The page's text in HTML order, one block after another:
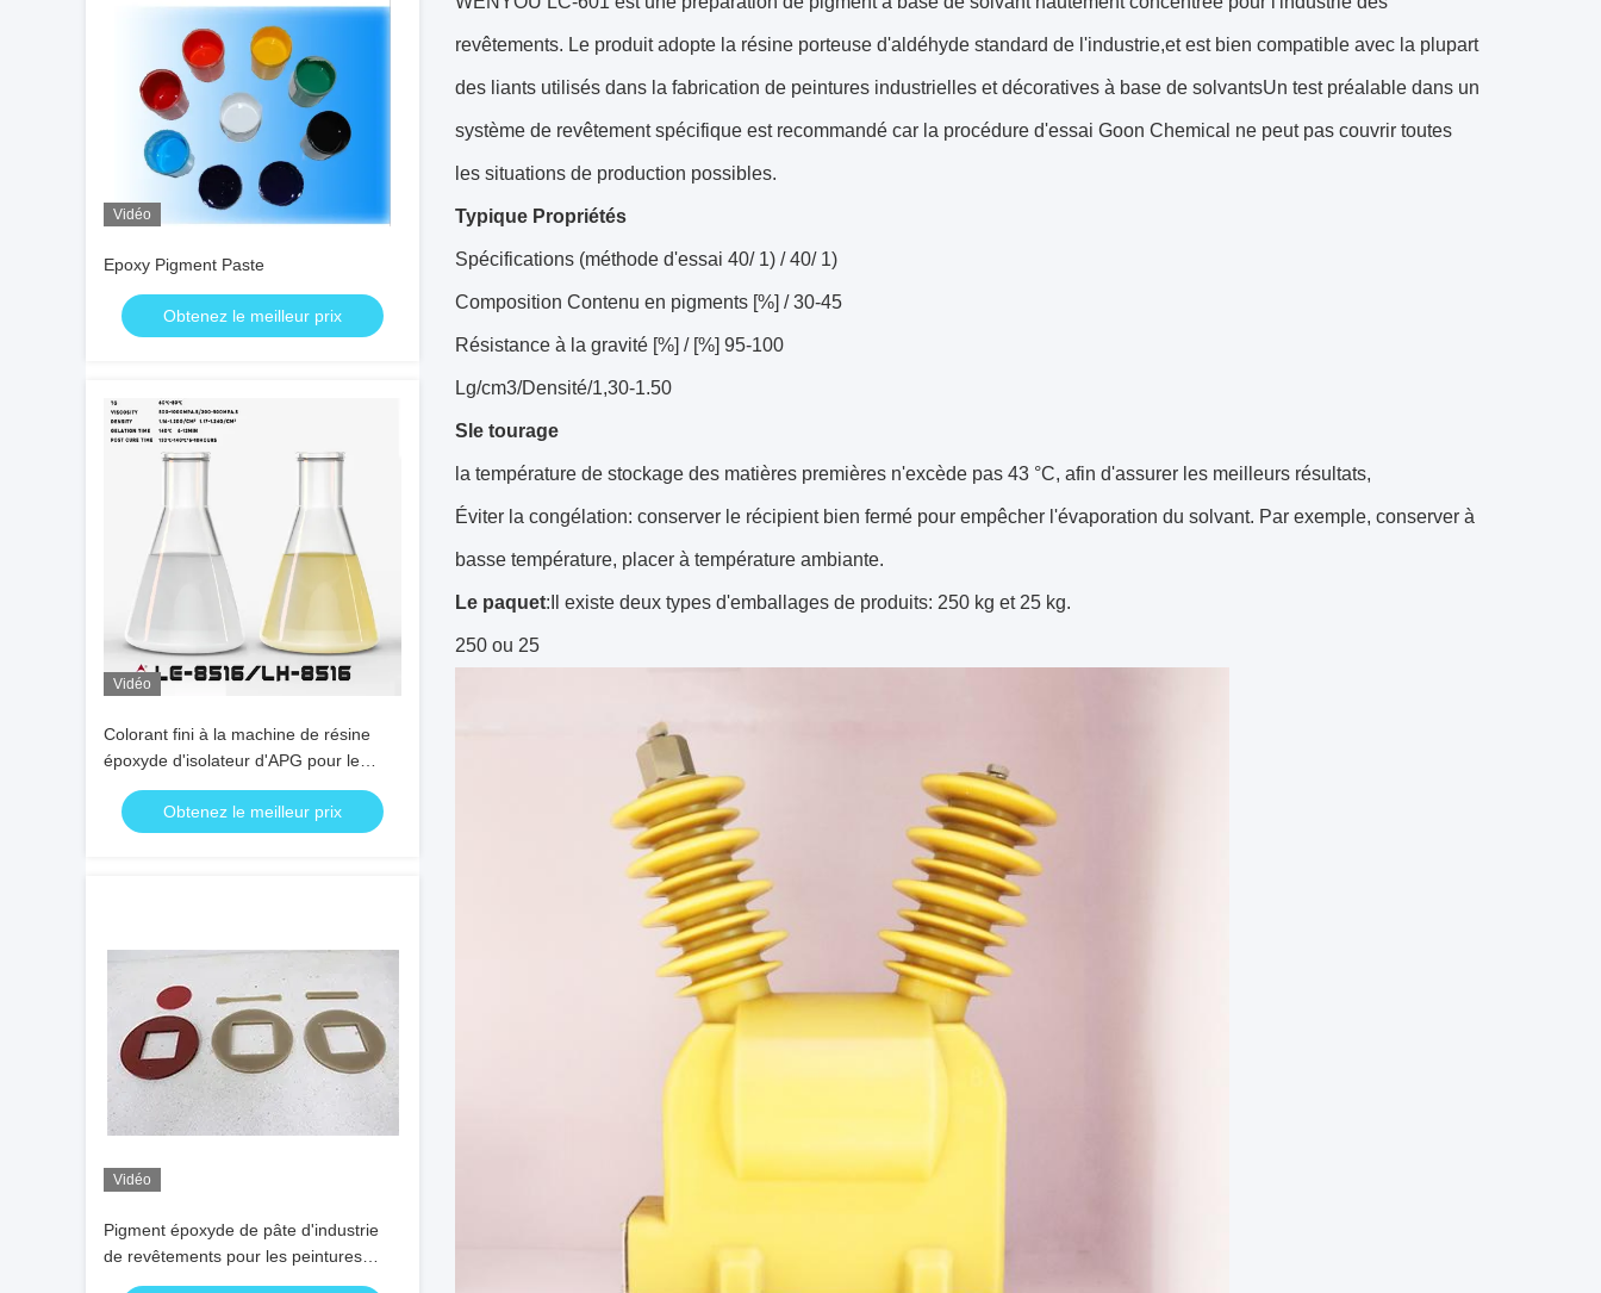
Vidéo
Epoxy Pigment Paste
Obtenez le meilleur prix
Vidéo
Colorant fini à la machine de résine
époxyde d'isolateur d'APG pour le
processus d'APG
Obtenez le meilleur prix
Vidéo
Pigment époxyde de pâte d'industrie
de revêtements pour les peintures
décoratives
revêtements. Le produit adopte la résine porteuse d'aldéhyde standard de l'industrie,et est bien compatible avec la plupart
des liants utilisés dans la fabrication de peintures industrielles et décoratives à base de solvantsUn test préalable dans un
système de revêtement spécifique est recommandé car la procédure d'essai Goon Chemical ne peut pas couvrir toutes
les situations de production possibles.
Typique Propriétés
Spécifications (méthode d'essai 40/ 1) / 40/ 1)
Composition Contenu en pigments [%] / 30-45
Résistance à la gravité [%] / [%] 95-100
Lg/cm3/Densité/1,30-1.50
S le tourage
la température de stockage des matières premières n'excède pas 43 °C, afin d'assurer les meilleurs résultats,
Éviter la congélation: conserver le récipient bien fermé pour empêcher l'évaporation du solvant. Par exemple, conserver à
basse température, placer à température ambiante.
Le paquet:Il existe deux types d'emballages de produits: 250 kg et 25 kg.
250 ou 25